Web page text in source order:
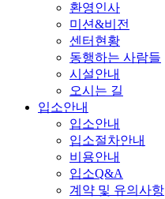
환영인사
미션&비전
센터현황
동행하는 사람들
시설안내
오시는 길
입소안내
입소안내
입소절차안내
비용안내
입소Q&A
계약 및 유의사항